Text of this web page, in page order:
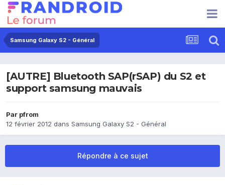
Samsung Galaxy S2 - Général
[AUTRE] Bluetooth SAP(rSAP) du S2 et
support samsung mauvais
Par pfrom
12 février 2012 dans Samsung Galaxy S2 - Général
Répondre à ce sujet